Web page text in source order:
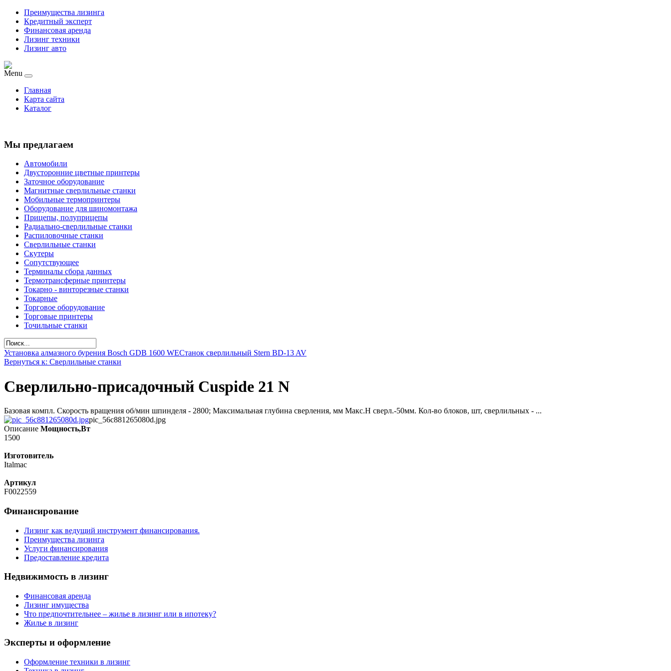
Преимущества лизинга
Кредитный эксперт
Финансовая аренда
Лизинг техники
Лизинг авто
Menu
Главная
Карта сайта
Каталог
Мы предлагаем
Автомобили
Двусторонние цветные принтеры
Заточное оборудование
Магнитные сверлильные станки
Мобильные термопринтеры
Оборудование для шиномонтажа
Прицепы, полуприцепы
Радиально-сверлильные станки
Распиловочные станки
Сверлильные станки
Скутеры
Сопутствующее
Терминалы сбора данных
Термотрансферные принтеры
Токарно - винторезные станки
Токарные
Торговое оборудование
Торговые принтеры
Точильные станки
Установка алмазного бурения Bosch GDB 1600 WEСтанок сверлильный Stern BD-13 AV
Вернуться к: Сверлильные станки
Сверлильно-присадочный Cuspide 21 N
Базовая компл. Скорость вращения об/мин шпинделя -­ 2800; Максимальная глубина сверления, мм Макс.H сверл.-­50мм. Кол-­во блоков, шт, сверлильных -­ ...
pic_56c881265080d.jpg
Описание Мощность,Вт
1500
Изготовитель
Italmac
Артикул
F0022559
Финансирование
Лизинг как ведущий инструмент финансирования.
Преимущества лизинга
Услуги финансирования
Предоставление кредита
Недвижимость в лизинг
Финансовая аренда
Лизинг имущества
Что предпочтительнее – жилье в лизинг или в ипотеку?
Жилье в лизинг
Эксперты и оформление
Оформление техники в лизинг